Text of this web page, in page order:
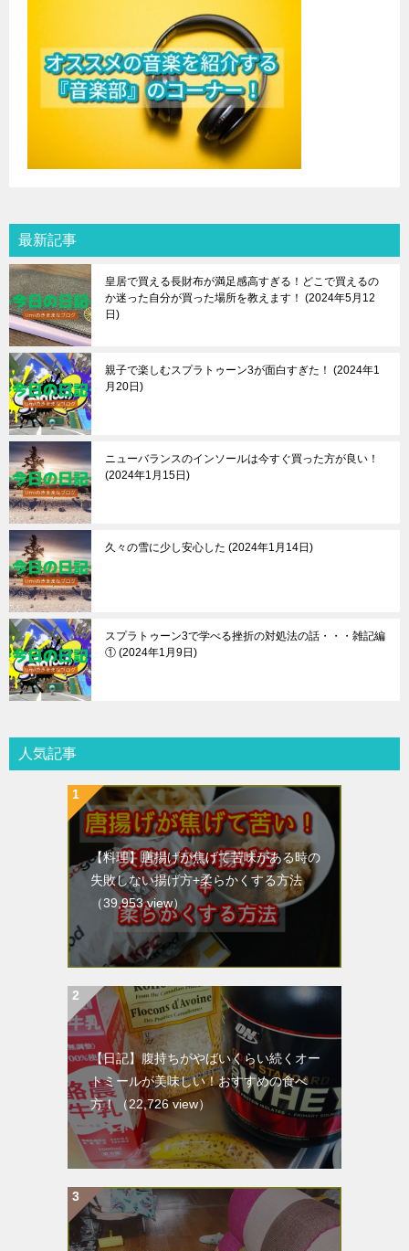
最新記事
皇居で買える長財布が満足感高すぎる！どこで買えるの
か迷った自分が買った場所を教えます！
2024年5月12
日
親子で楽しむスプラトゥーン3が面白すぎた！
2024年1
月20日
ニューバランスのインソールは今すぐ買った方が良い！
2024年1月15日
久々の雪に少し安心した 2024年1月14日
スプラトゥーン3で学べる挫折の対処法の話・・・雑記編
① 2024年1月9日
人気記事
【料理】唐揚げが焦げて苦味がある時の
失敗しない揚げ方+柔らかくする方法
（39,953 view）
【日記】腹持ちがやばいくらい続くオー
トミールが美味しい！おすすめの食べ
方！
（22,726 view）